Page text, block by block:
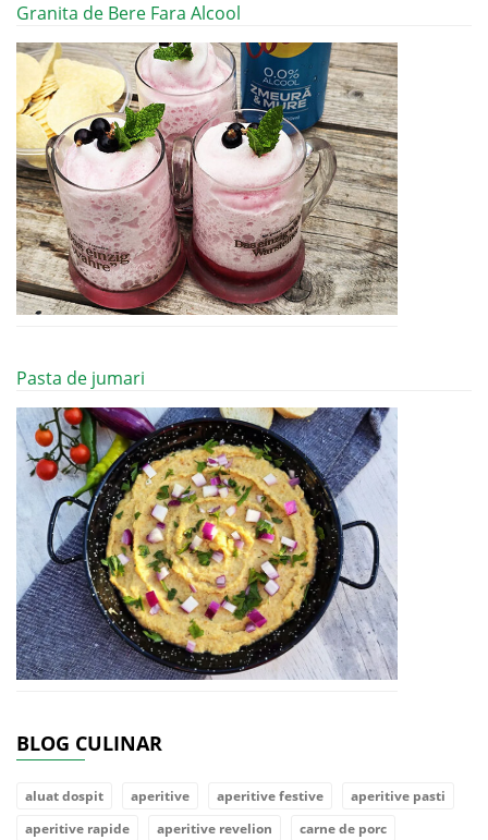
Granita de Bere Fara Alcool
Pasta de jumari
BLOG CULINAR
aluat dospit aperitive aperitive festive
aperitive pasti
aperitive rapide
aperitive revelion
carne de porc